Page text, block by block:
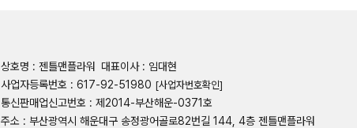
상호명 : 젠틀맨플라워 대표이사 : 임대현
사업자등록번호 : 617-92-51980 [사업자번호확인]
통신판매업신고번호 : 제2014-부산해운-0371호
주소 : 부산광역시 해운대구 송정광어골로82번길 144, 4층 젠틀맨플라워